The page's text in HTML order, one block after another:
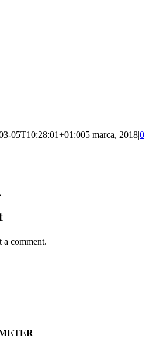
05T10:28:01+01:005 marca, 2018|0
a comment.